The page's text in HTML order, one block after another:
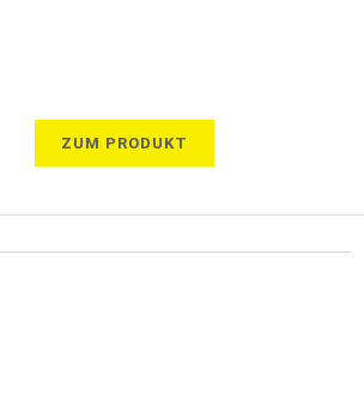
ZUM PRODUKT